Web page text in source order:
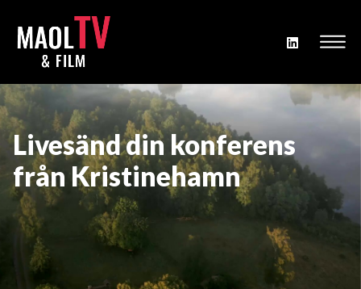
Livesänd din konferens
från Kristinehamn